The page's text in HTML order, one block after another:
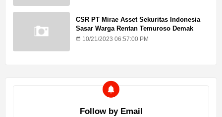
CSR PT Mirae Asset Sekuritas Indonesia
Sasar Warga Rentan Temuroso Demak
10/21/2023 06:57:00 PM
Follow by Email